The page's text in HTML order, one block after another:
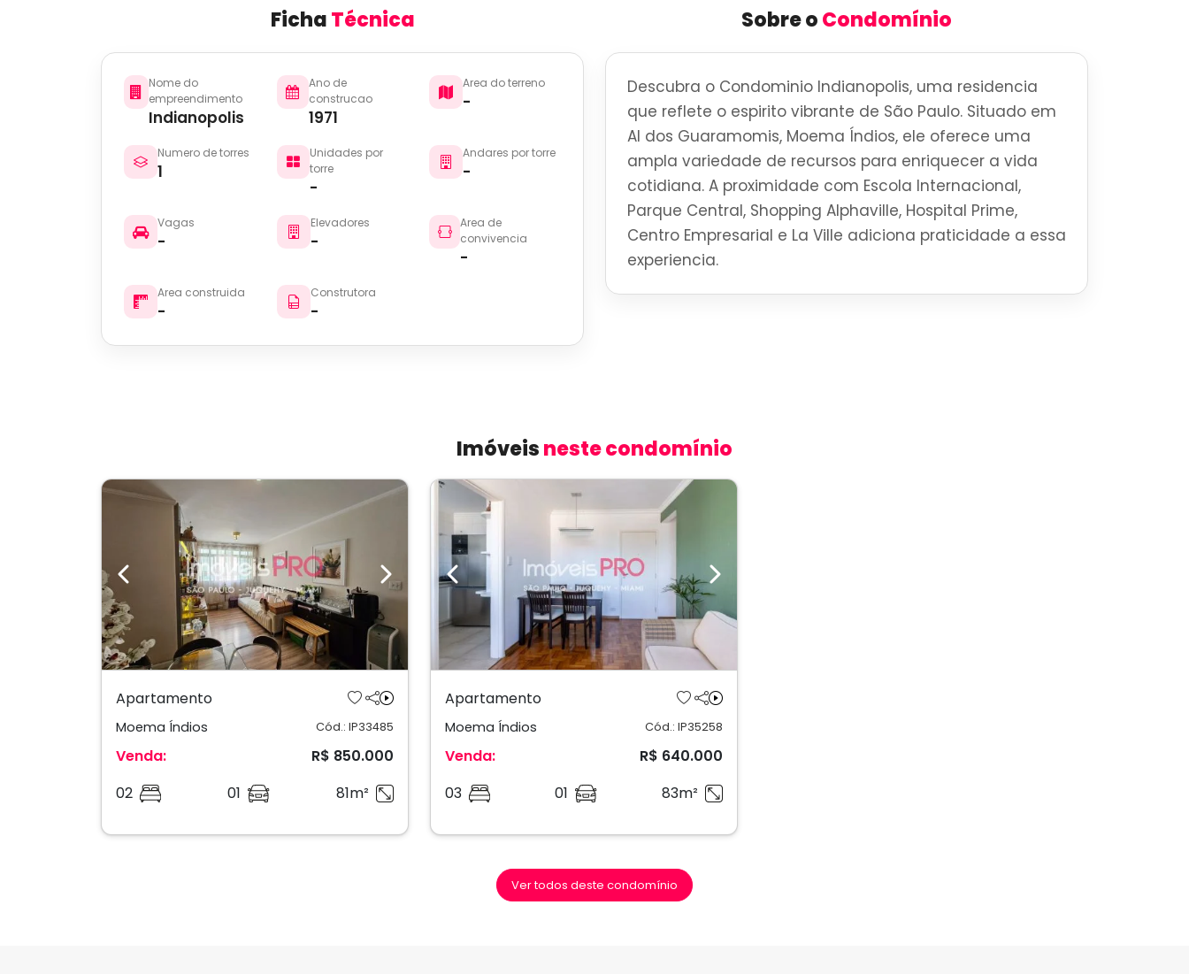
FichaTécnica
Nome do
empreendimento
Indianopolis
Ano de
construcao
1971
Area do terreno
-
Numero de torres
1
Unidades por
torre
-
Andares por torre
-
Vagas
-
Elevadores
-
Area de
convivencia
-
Area construida
-
Construtora
-
Sobre oCondomínio
Descubra o Condominio Indianopolis, uma residencia
que reflete o espirito vibrante de São Paulo. Situado em
Al dos Guaramomis, Moema Índios, ele oferece uma
ampla variedade de recursos para enriquecer a vida
cotidiana. A proximidade com Escola Internacional,
Parque Central, Shopping Alphaville, Hospital Prime,
Centro Empresarial e La Ville adiciona praticidade a essa
experiencia.
Imóveisneste condomínio
Previous Next
Apartamento
Moema Índios Cód.: IP33485
Venda:
R$ 850.000
02
01 81m²
Previous Next
Apartamento
Moema Índios Cód.: IP35258
Venda:
R$ 640.000
03
01 83m²
Ver todos deste condomínio